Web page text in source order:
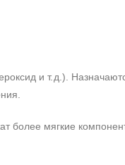
и т. д.).
более мягкие